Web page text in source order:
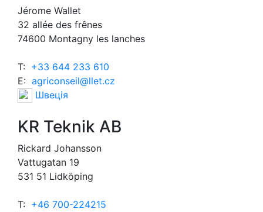
Jérome Wallet
32 allée des frênes
74600 Montagny les lanches
T: +33 644 233 610
E: agriconseil@llet.cz
Швеція
KR Teknik AB
Rickard Johansson
Vattugatan 19
531 51 Lidköping
T: +46 700-224215